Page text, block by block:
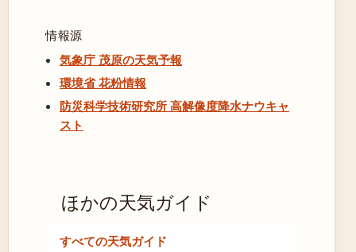
情報源
気象庁 茂原の天気予報
環境省 花粉情報
防災科学技術研究所 高解像度降水ナウキャ
スト
ほかの天気ガイド
すべての天気ガイド